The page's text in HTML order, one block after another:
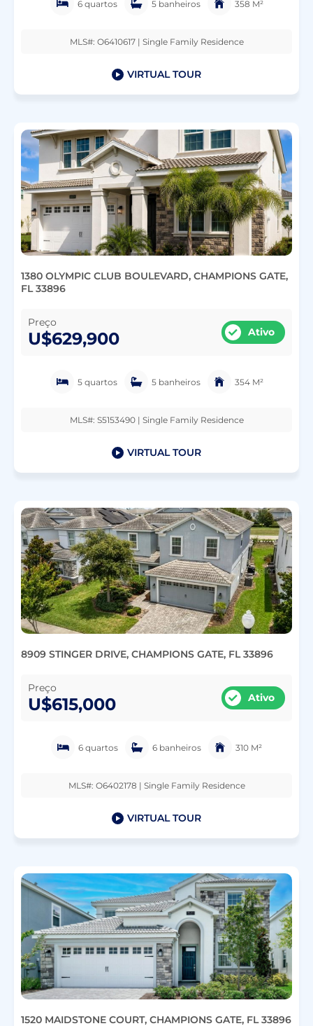
6 quartos 5 banheiros 358 M²
MLS#: O6410617 | Single Family Residence
VIRTUAL TOUR
1380 OLYMPIC CLUB BOULEVARD, CHAMPIONS GATE,
FL 33896
Preço
U$629,900 Ativo
5 quartos 5 banheiros 354 M²
MLS#: S5153490 | Single Family Residence
VIRTUAL TOUR
8909 STINGER DRIVE, CHAMPIONS GATE, FL 33896
Preço
U$615,000 Ativo
6 quartos 6 banheiros 310 M²
MLS#: O6402178 | Single Family Residence
VIRTUAL TOUR
1520 MAIDSTONE COURT, CHAMPIONS GATE, FL 33896